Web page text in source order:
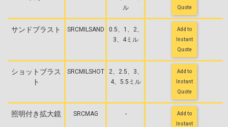
Quote
サンドブラスト
0.5、1、2、
3、4ミル
SRCMILSAND
Add to
Instant
Quote
ショットブラス
ト
照明付き拡大鏡
2、2.5、3、
4、5.5ミル
Add to
Instant
Quote
SRCMILSHOT
SRCMAG -
Add to
Instant
ル